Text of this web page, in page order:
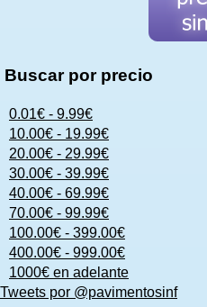
Buscar por precio
0.01€ - 9.99€
10.00€ - 19.99€
20.00€ - 29.99€
30.00€ - 39.99€
40.00€ - 69.99€
70.00€ - 99.99€
100.00€ - 399.00€
400.00€ - 999.00€
1000€ en adelante
Tweets por @pavimentosinf